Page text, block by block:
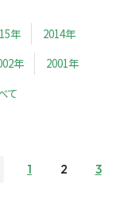
年
2014年
年
2001年
て
1 2 3